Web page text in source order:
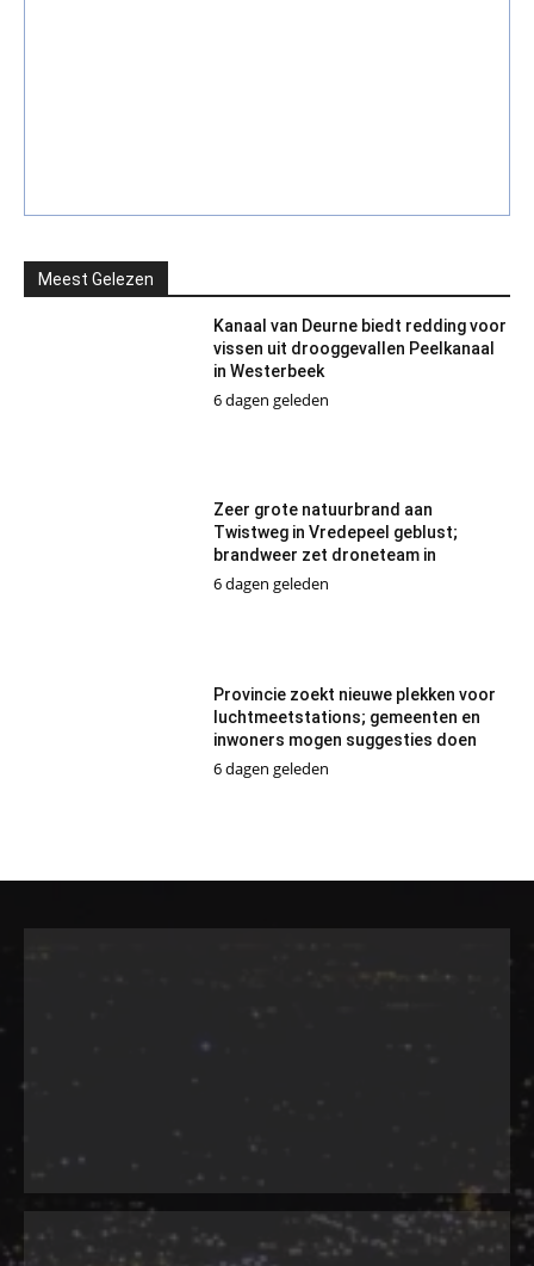
Meest Gelezen
Kanaal van Deurne biedt redding voor
vissen uit drooggevallen Peelkanaal
in Westerbeek
6 dagen geleden
Zeer grote natuurbrand aan
Twistweg in Vredepeel geblust;
brandweer zet droneteam in
6 dagen geleden
Provincie zoekt nieuwe plekken voor
luchtmeetstations; gemeenten en
inwoners mogen suggesties doen
6 dagen geleden